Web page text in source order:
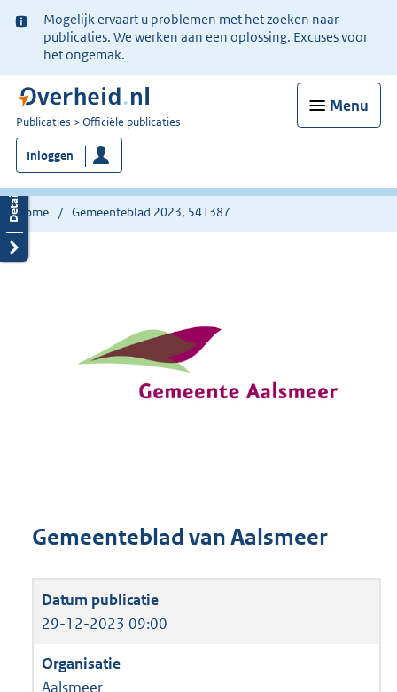
Ter
informatie:
Mogelijk ervaart u problemen met het zoeken naar
publicaties. We werken aan een oplossing. Excuses voor
het ongemak.
Menu
U
bent
nu
hier:
Publicaties Officiële publicaties
Inloggen
Home Gemeenteblad 2023, 541387
Gemeenteblad van Aalsmeer
29-12-2023 09:00
Aalsmeer